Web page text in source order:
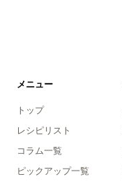
メニュー
トップ
レシピリスト
コラム一覧
ピックアップ一覧